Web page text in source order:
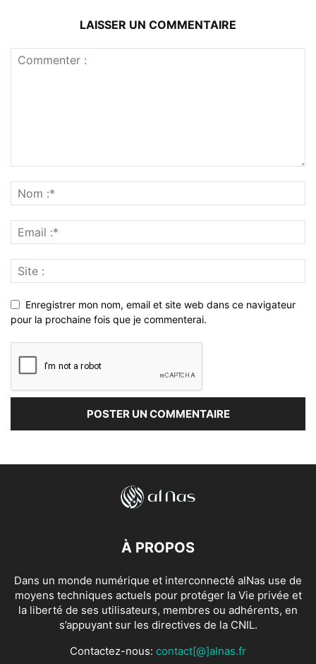
LAISSER UN COMMENTAIRE
Enregistrer mon nom, email et site web dans ce navigateur
pour la prochaine fois que je commenterai.
À PROPOS
Dans un monde numérique et interconnecté alNas use de
moyens techniques actuels pour protéger la Vie privée et
la liberté de ses utilisateurs, membres ou adhérents, en
s’appuyant sur les directives de la CNIL.
Contactez-nous: contact[@]alnas.fr